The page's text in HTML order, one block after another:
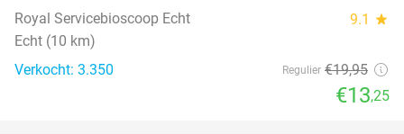
Royal Servicebioscoop Echt 9.1 star
Echt (10 km)
Verkocht: 3.350
Regulier €19,95
€13,25